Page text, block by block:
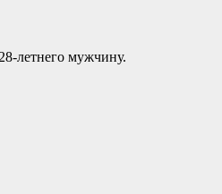
летнего мужчину.